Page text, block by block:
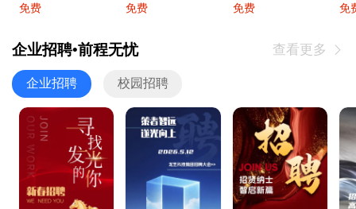
免费 免费 免费 免
企业招聘•前程无忧 查看更多 
企业招聘 校园招聘